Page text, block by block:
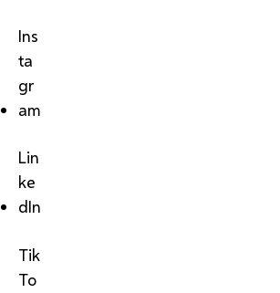
Ins
ta
gr
am
Lin
ke
dIn
Tik
To